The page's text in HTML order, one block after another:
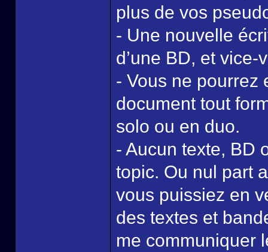
plus de vos
- Une nouvelle
d’une BD, et
- Vous ne pourrez
document tout
solo ou en duo.
- Aucun texte, BD
topic. Ou nul part
vous puissiez en
des textes et
me communiquer